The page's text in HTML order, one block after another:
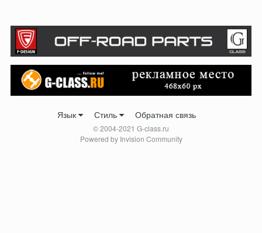
Язык Стиль Обратная связь
© 2004-2021 G-class.ru
Powered by Invision Community